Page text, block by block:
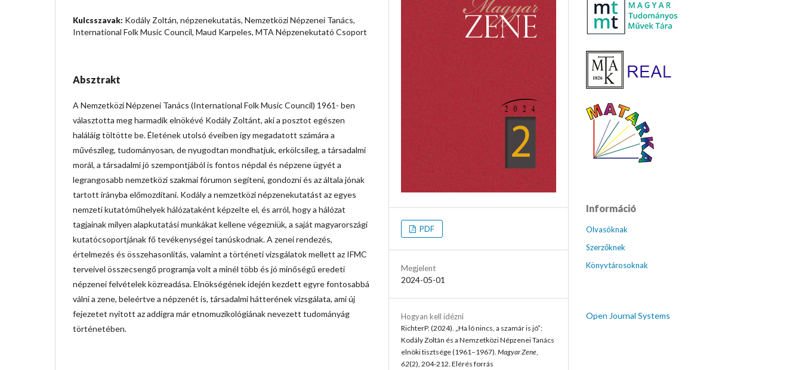
Kulcsszavak: Kodály Zoltán, népzenekutatás, Nemzetközi Népzenei Tanács,
International Folk Music Council, Maud Karpeles, MTA Népzenekutató Csoport
Absztrakt
A Nemzetközi Népzenei Tanács (International Folk Music Council) 1961- ben
választotta meg harmadik elnökévé Kodály Zoltánt, aki a posztot egészen
haláláig töltötte be. Életének utolsó éveiben így megadatott számára a
művészileg, tudományosan, de nyugodtan mondhatjuk, erkölcsileg, a társadalmi
morál, a társadalmi jó szempontjából is fontos népdal és népzene ügyét a
legrangosabb nemzetközi szakmai fórumon segíteni, gondozni és az általa jónak
tartott irányba előmozdítani. Kodály a nemzetközi népzenekutatást az egyes
nemzeti kutatóműhelyek hálózataként képzelte el, és arról, hogy a hálózat
tagjainak milyen alapkutatási munkákat kellene végezniük, a saját magyarországi
kutatócsoportjának fő tevékenységei tanúskodnak. A zenei rendezés,
értelmezés és összehasonlítás, valamint a történeti vizsgálatok mellett az IFMC
terveivel összecsengő programja volt a minél több és jó minőségű eredeti
népzenei felvételek közreadása. Elnökségének idején kezdett egyre fontosabbá
válni a zene, beleértve a népzenét is, társadalmi hátterének vizsgálata, ami új
fejezetet nyitott az addigra már etnomuzikológiának nevezett tudományág
történetében.
PDF
Megjelent
2024-05-01
Hogyan kell idézni
RichterP. (2024). „Ha ló nincs, a szamár is jó”:
Kodály Zoltán és a Nemzetközi Népzenei Tanács
elnöki tisztsége (1961–1967). Magyar Zene
62(2), 204-212. Elérés forrás
Információ
Olvasóknak
Szerzőknek
Könyvtárosoknak
Open Journal Systems